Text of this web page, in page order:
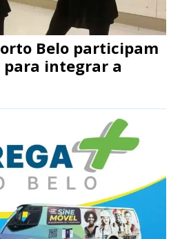
Belo participam
para integrar a